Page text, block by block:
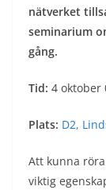
nätverket
seminarium
gång.
Tid: 4 oktober
Plats: D2,
Att kunna
viktig